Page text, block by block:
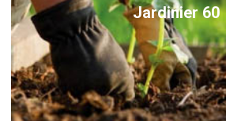
Jardinier 60